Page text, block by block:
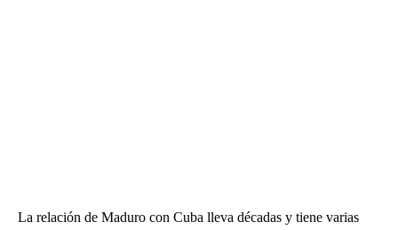
La relación de Maduro con Cuba lleva décadas y tiene varias